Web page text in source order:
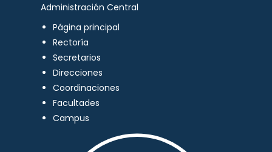
Administración Central
Página principal
Rectoría
Secretarios
Direcciones
Coordinaciones
Facultades
Campus